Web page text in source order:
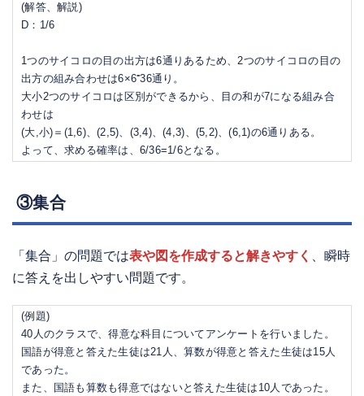
(解答、解説)
D：1/6
1つのサイコロの目の出方は6通りあるため、2つのサイコロの目の
出方の組み合わせは6×6⁼36通り。
大小2つのサイコロは区別ができるから、目の和が7になる組み合
わせは
(大,小)＝(1,6)、(2,5)、(3,4)、(4,3)、(5,2)、(6,1)の6通りある。
よって、求める確率は、6/36=1/6となる。
③集合
「集合」の問題では表や図を作成すると解きやすく
、瞬時
に答えを出しやすい問題です。
(例題)
40人のクラスで、得意な科目についてアンケートを行いました。
国語が得意と答えた生徒は21人、算数が得意と答えた生徒は15人
であった。
また、国語も算数も得意ではないと答えた生徒は10人であった。